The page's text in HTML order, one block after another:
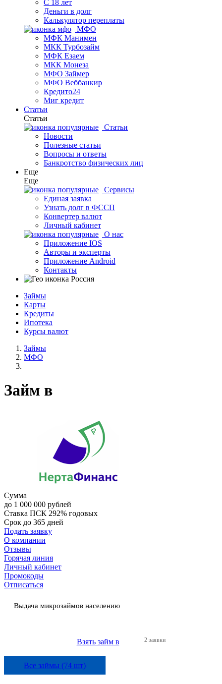
С 18 лет
Деньги в долг
Калькулятор переплаты
МФО
МФК Манимен
МКК Турбозайм
МФК Езаем
МКК Монеза
МФО Займер
МФО Веббанкир
Кредито24
Миг кредит
Статьи
Статьи
Статьи
Новости
Полезные статьи
Вопросы и ответы
Банкротство физических лиц
Еще
Еще
Сервисы
Единая заявка
Узнать долг в ФССП
Конвертер валют
Личный кабинет
О нас
Приложение IOS
Авторы и эксперты
Приложение Android
Контакты
Россия
Займы
Карты
Кредиты
Ипотека
Курсы валют
Займы
МФО
Займ в
Сумма
до 1 000 000 рублей
Ставка ПСК 292% годовых
Срок до 365 дней
Подать заявку
О компании
Отзывы
Горячая линия
Личный кабинет
Промокоды
Отписаться
Выдача микрозаймов населению
Взять займ в 2 заявки
Все займы (74 шт)